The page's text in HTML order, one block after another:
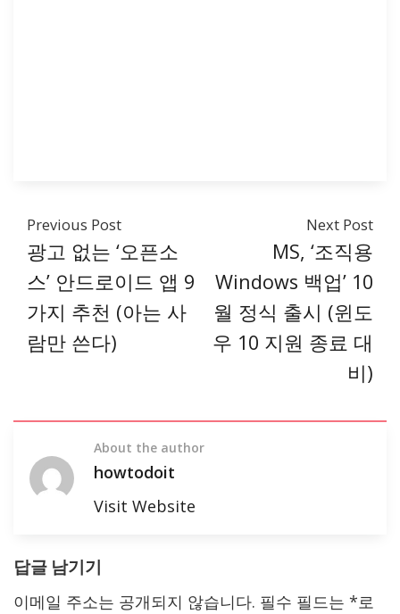
Previous Post
광고 없는 ‘오픈소
스’ 안드로이드 앱 9
가지 추천 (아는 사
람만 쓴다)
Next Post
MS, ‘조직용
Windows 백업’ 10
월 정식 출시 (윈도
우 10 지원 종료 대
비)
About the author
howtodoit
Visit Website
답글 남기기
이메일 주소는 공개되지 않습니다. 필수 필드는 *로